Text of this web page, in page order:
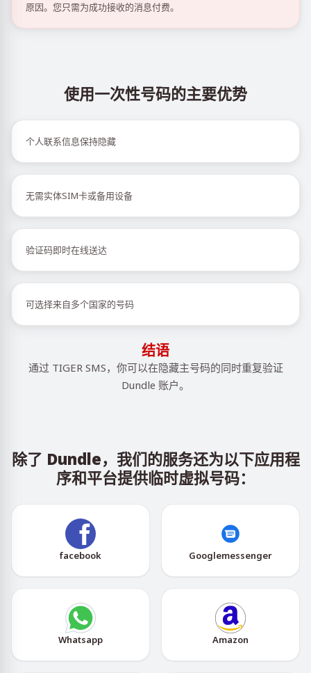
原因。您只需为成功接收的消息付费。
使用一次性号码的主要优势
个人联系信息保持隐藏
无需实体SIM卡或备用设备
验证码即时在线送达
可选择来自多个国家的号码
结语
通过 TIGER SMS，你可以在隐藏主号码的同时重复验证
Dundle 账户。
除了 Dundle，我们的服务还为以下应用程
序和平台提供临时虚拟号码：
facebook Googlemessenger
Whatsapp Amazon